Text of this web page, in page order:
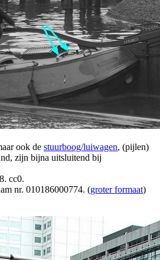
ook de stuurboog/luiwagen, (pijlen)
zijn bijna uitsluitend bij
cc0.
nr. 010186000774. (groter formaat)